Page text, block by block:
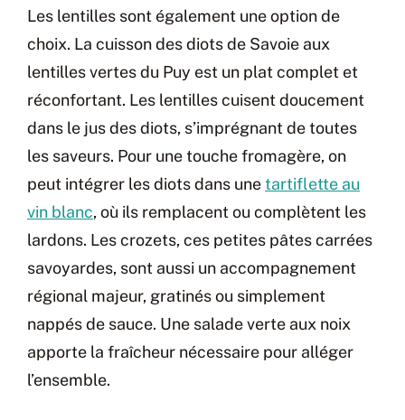
Les lentilles sont également une option de
choix. La cuisson des diots de Savoie aux
lentilles vertes du Puy est un plat complet et
réconfortant. Les lentilles cuisent doucement
dans le jus des diots, s’imprégnant de toutes
les saveurs. Pour une touche fromagère, on
peut intégrer les diots dans unetartiflette au
vin blanc, où ils remplacent ou complètent les
lardons. Les crozets, ces petites pâtes carrées
savoyardes, sont aussi un accompagnement
régional majeur, gratinés ou simplement
nappés de sauce. Une salade verte aux noix
apporte la fraîcheur nécessaire pour alléger
l’ensemble.